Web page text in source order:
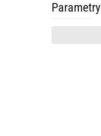
Parametry